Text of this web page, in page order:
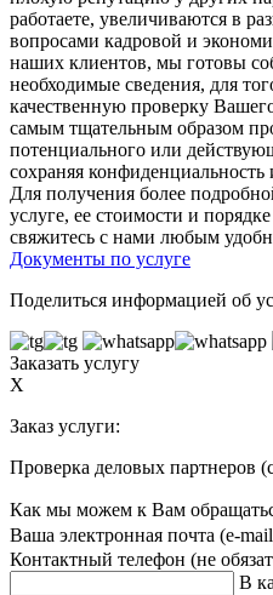
работаете, увеличиваются в
вопросами кадровой и
наших клиентов, мы готовы
необходимые сведения, для
качественную проверку
самым тщательным образом
потенциального или
сохраняя
Для получения более
услуге, ее стоимости и
свяжитесь с нами любым
Документы по услуге
Поделиться информацией об
Заказать услугу
X
Заказ услуги:
Проверка деловых партнеров
Как мы можем к Вам
Ваша электронная почта (e-
Контактный телефон (не
В